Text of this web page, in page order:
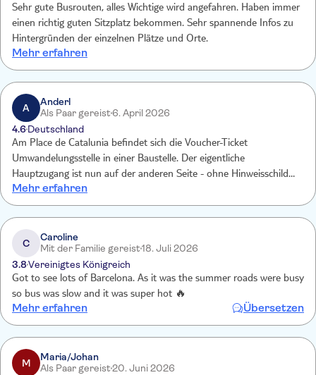
Sehr gute Busrouten, alles Wichtige wird angefahren. Haben immer
einen richtig guten Sitzplatz bekommen. Sehr spannende Infos zu
Hintergründen der einzelnen Plätze und Orte.
Mehr erfahren
A
Anderl
Als Paar gereist6. April 2026
4.6Deutschland
Am Place de Catalunia befindet sich die Voucher-Ticket
Umwandelungsstelle in einer Baustelle. Der eigentliche
Hauptzugang ist nun auf der anderen Seite - ohne Hinweisschilder
unnötige Lauferei..
Mehr erfahren
C
Caroline
Mit der Familie gereist18. Juli 2026
3.8Vereinigtes Königreich
Got to see lots of Barcelona. As it was the summer roads were busy
so bus was slow and it was super hot 🔥
Mehr erfahren Übersetzen
M
Maria/Johan
Als Paar gereist20. Juni 2026